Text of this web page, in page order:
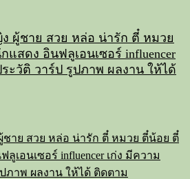
ง ผู้ชาย สวย หล่อ น่ารัก ตี๋ หมวย
สดง อินฟลูเอนเซอร์ influencer
ะวัติ วาร์ป รูปภาพ ผลงาน ให้ได้
ชาย สวย หล่อ น่ารัก ตี๋ หมวย ตี๋น้อย ตี๋
เอนเซอร์ influencer เก่ง มีความ
ภาพ ผลงาน ให้ได้ ติดตาม